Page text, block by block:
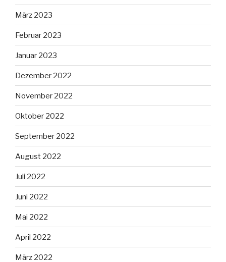
März 2023
Februar 2023
Januar 2023
Dezember 2022
November 2022
Oktober 2022
September 2022
August 2022
Juli 2022
Juni 2022
Mai 2022
April 2022
März 2022